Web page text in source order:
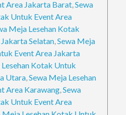
Area Jakarta Barat ,Sewa
Untuk Event Area
Meja Lesehan Kotak
Selatan ,Sewa Meja
Event Area Jakarta
Kotak Untuk
Utara ,Sewa Meja Lesehan
Area Karawang ,Sewa
Untuk Event Area